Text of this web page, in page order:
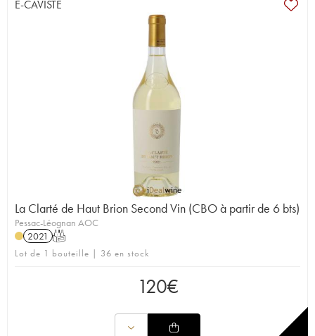
E-CAVISTE
La Clarté de Haut Brion Second Vin (CBO à partir de 6 bts)
Pessac-Léognan AOC
2021 T
Lot de 1 bouteille | 36 en stock
120€